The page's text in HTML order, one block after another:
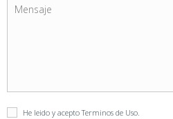
He leido y aceptoTerminos de Uso.